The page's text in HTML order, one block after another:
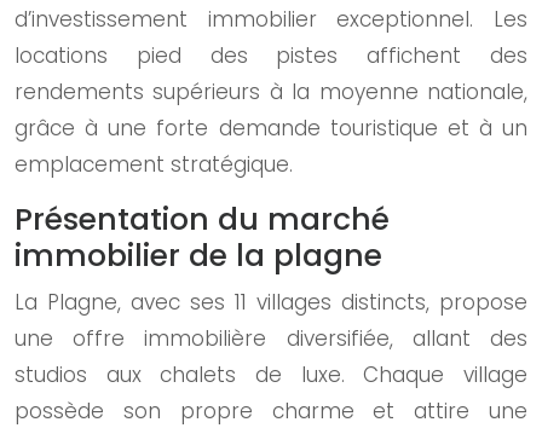
d’investissement immobilier exceptionnel. Les
locations pied des pistes affichent des
rendements supérieurs à la moyenne nationale,
grâce à une forte demande touristique et à un
emplacement stratégique.
Présentation du marché
immobilier de la plagne
La Plagne, avec ses 11 villages distincts, propose
une offre immobilière diversifiée, allant des
studios aux chalets de luxe. Chaque village
possède son propre charme et attire une